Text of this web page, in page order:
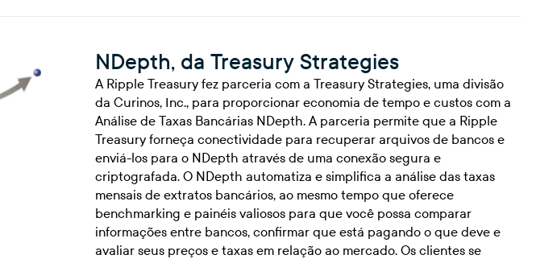
NDepth, da Treasury Strategies
A Ripple Treasury fez parceria com a Treasury Strategies, uma divisão
da Curinos, Inc., para proporcionar economia de tempo e custos com a
Análise de Taxas Bancárias NDepth. A parceria permite que a Ripple
Treasury forneça conectividade para recuperar arquivos de bancos e
enviá-los para o NDepth através de uma conexão segura e
criptografada. O NDepth automatiza e simplifica a análise das taxas
mensais de extratos bancários, ao mesmo tempo que oferece
benchmarking e painéis valiosos para que você possa comparar
informações entre bancos, confirmar que está pagando o que deve e
avaliar seus preços e taxas em relação ao mercado. Os clientes se